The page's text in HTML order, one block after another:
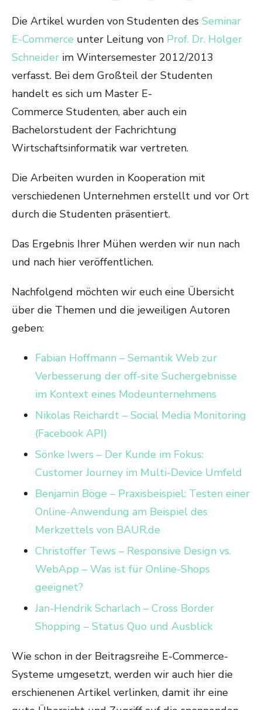
Die Artikel wurden von Studenten des Seminar
E-Commerce unter Leitung von Prof. Dr. Holger
Schneider im Wintersemester 2012/2013
verfasst. Bei dem Großteil der Studenten
handelt es sich um Master E-
Commerce Studenten, aber auch ein
Bachelorstudent der Fachrichtung
Wirtschaftsinformatik war vertreten.
Die Arbeiten wurden in Kooperation mit
verschiedenen Unternehmen erstellt und vor Ort
durch die Studenten präsentiert.
Das Ergebnis Ihrer Mühen werden wir nun nach
und nach hier veröffentlichen.
Nachfolgend möchten wir euch eine Übersicht
über die Themen und die jeweiligen Autoren
geben:
Fabian Hoffmann – Semantik Web zur
Verbesserung der off-site Suchergebnisse
im Kontext eines Modeunternehmens
Nikolas Reichardt – Social Media Monitoring
(Facebook API)
Sönke Iwers – Der Kunde im Fokus:
Customer Journey im Multi-Device Umfeld
Benjamin Böge – Praxisbeispiel: Testen einer
Online-Anwendung am Beispiel des
Merkzettels von BAUR.de
Christoffer Tews – Responsive Design vs.
WebApp – Was ist für Online-Shops
geeignet?
Jan-Hendrik Scharlach – Cross Border
Shopping – Status Quo und Ausblick
Wie schon in der Beitragsreihe E-Commerce-
Systeme umgesetzt, werden wir auch hier die
erschienenen Artikel verlinken, damit ihr eine